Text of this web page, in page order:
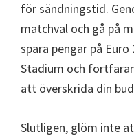
för sändningstid.
matchval och gå på
spara pengar på
Stadium och
att överskrida din
Slutligen, glöm inte